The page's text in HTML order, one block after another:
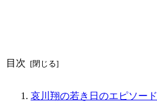
目次
哀川翔の若き日のエピソード